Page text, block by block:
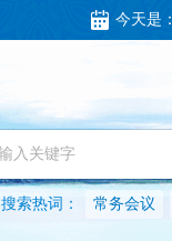
今天是：
搜索热词： 常务会议